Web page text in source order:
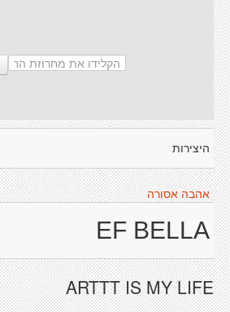
היצירות
אהבה אסורה
EF BELLA
ARTTT IS MY LIFE